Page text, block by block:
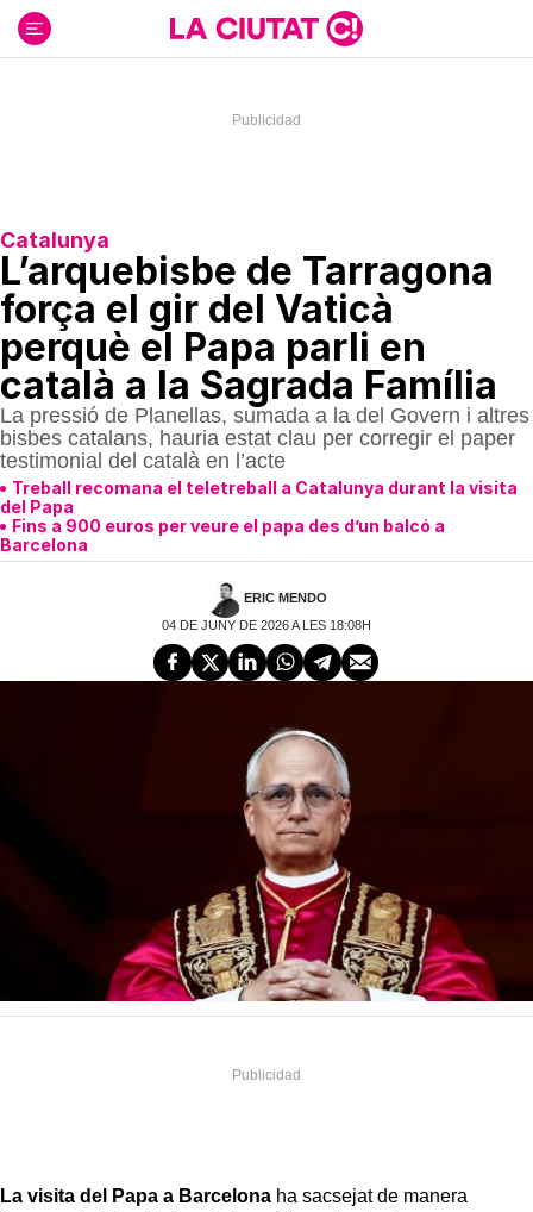
contenido
Catalunya
L’arquebisbe de Tarragona
força el gir del Vaticà
perquè el Papa parli en
català a la Sagrada Família
La pressió de Planellas, sumada a la del Govern i altres
bisbes catalans, hauria estat clau per corregir el paper
testimonial del català en l’acte
Treball recomana el teletreball a Catalunya durant la visita
del Papa
Fins a 900 euros per veure el papa des d’un balcó a
Barcelona
ERIC MENDO
04 DE JUNY DE 2026 A LES 18:08H
La visita del Papa a Barcelona ha sacsejat de manera